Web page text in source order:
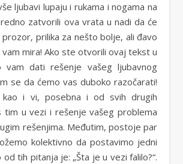
zatvorili ova vrata u nadi da će
prilika za nešto bolje, ali đavo
vam mira! Ako ste otvorili ovaj tekst u
vam dati rešenje vašeg ljubavnog
se da ćemo vas duboko razočarati!
kao i vi, posebna i od svih drugih
tim u vezi i rešenje vašeg problema
rešenjima. Međutim, postoje par
kolektivno da postavimo jedni
od tih pitanja je: „Šta je u vezi falilo?“.